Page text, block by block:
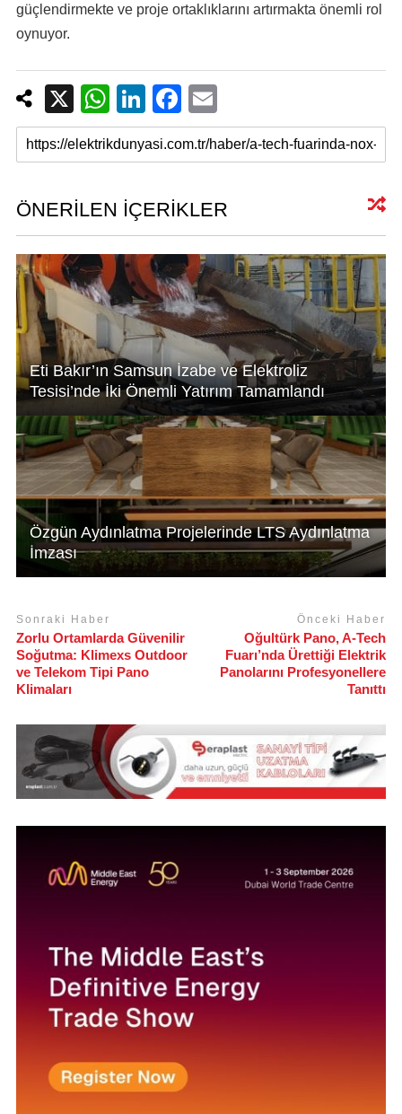
güçlendirmekte ve proje ortaklıklarını artırmakta önemli rol
oynuyor.
X
W
h
at
A
p
p
Li
n
k
dI
n
F
a
c
b
o
o
k
m
ail
ÖNERİLEN İÇERİKLER
Eti Bakır’ın Samsun İzabe ve Elektroliz
Tesisi’nde İki Önemli Yatırım Tamamlandı
Özgün Aydınlatma Projelerinde LTS Aydınlatma
İmzası
Sonraki Haber
Zorlu Ortamlarda Güvenilir
Soğutma: Klimexs Outdoor
ve Telekom Tipi Pano
Klimaları
Önceki Haber
Oğultürk Pano, A-Tech
Fuarı’nda Ürettiği Elektrik
Panolarını Profesyonellere
Tanıttı